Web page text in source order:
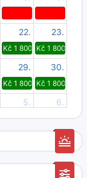
22.
Kč 1 800
23.
Kč 1 800
29.
Kč 1 800
30.
Kč 1 800
5.
Kč 1 800
6.
Kč 1 800